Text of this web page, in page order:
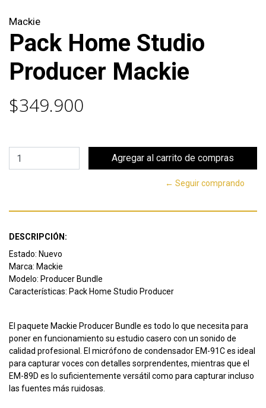
Mackie
Pack Home Studio
Producer Mackie
$349.900
← Seguir comprando
DESCRIPCIÓN:
Estado: Nuevo
Marca: Mackie
Modelo: Producer Bundle
Características: Pack Home Studio Producer
El paquete Mackie Producer Bundle es todo lo que necesita para
poner en funcionamiento su estudio casero con un sonido de
calidad profesional. El micrófono de condensador EM-91C es ideal
para capturar voces con detalles sorprendentes, mientras que el
EM-89D es lo suficientemente versátil como para capturar incluso
las fuentes más ruidosas.